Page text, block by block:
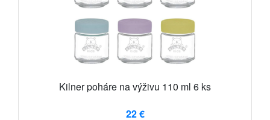
Kilner poháre na výživu 110 ml 6 ks
22 €